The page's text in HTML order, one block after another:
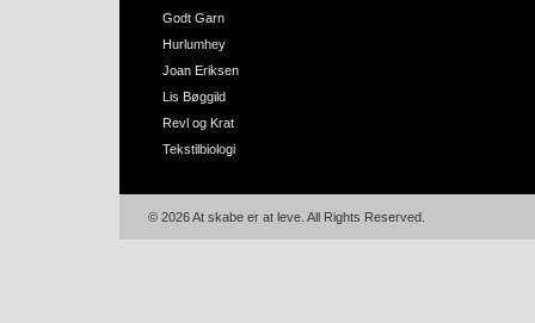
Godt Garn
Hurlumhey
Joan Eriksen
Lis Bøggild
Revl og Krat
Tekstilbiologi
© 2026 At skabe er at leve. All Rights Reserved.